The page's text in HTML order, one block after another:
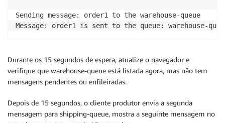
Sending message: order1 to the warehouse-queue
Message: order1 is sent to the queue: warehouse-
Durante os 15 segundos de espera, atualize o navegador e
verifique que warehouse-queue está listada agora, mas não tem
mensagens pendentes ou enfileiradas.
Depois de 15 segundos, o cliente produtor envia a segunda
mensagem para shipping-queue, mostra a seguinte mensagem no